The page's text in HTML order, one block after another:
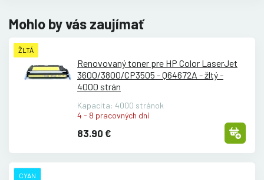
Mohlo by vás zaujímať
ŽLTÁ
Renovovaný toner pre HP Color LaserJet
3600/3800/CP3505 - Q64672A - žltý -
4000 strán
Kapacita: 4000 stránok
4 - 8 pracovných dní
83.90 €
CYAN